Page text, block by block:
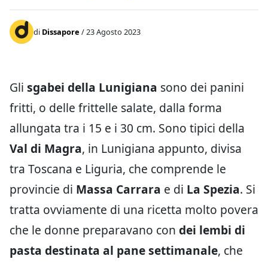
di Dissapore / 23 Agosto 2023
Gli sgabei della Lunigiana sono dei panini
fritti, o delle frittelle salate, dalla forma
allungata tra i 15 e i 30 cm. Sono tipici della
Val di Magra, in Lunigiana appunto, divisa
tra Toscana e Liguria, che comprende le
provincie di Massa Carrara e di La Spezia. Si
tratta ovviamente di una ricetta molto povera
che le donne preparavano con dei lembi di
pasta destinata al pane settimanale, che